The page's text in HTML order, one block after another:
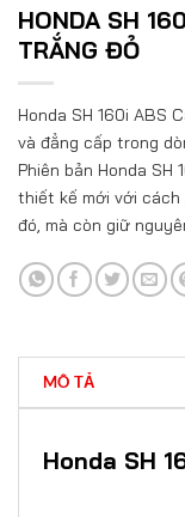
HONDA SH
TRẮNG ĐỎ
Honda SH 160i ABS
và đẳng cấp trong
Phiên bản Honda SH
thiết kế mới với cách
đó, mà còn giữ
MÔ TẢ
Honda SH